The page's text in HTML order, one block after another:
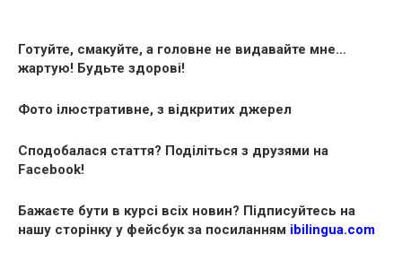
Готуйте, смакуйте, а головне не видавайте мне…
жартую! Будьте здорові!
Фото ілюстративне, з відкритих джерел
Сподобалася стаття? Поділіться з друзями на
Facebook!
Бажаєте бути в курсі всіх новин? Підписуйтесь на
нашу сторінку у фейсбук за посиланням ibilingua.com